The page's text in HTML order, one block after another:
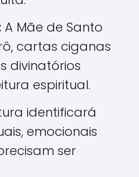
A Mãe de Santo
cartas ciganas
divinatórios
espiritual.
identificará
emocionais
ser